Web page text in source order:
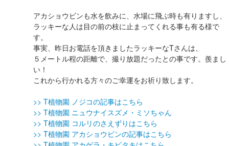
アカショウビンも水を飲みに、水場に飛ぶ時も有りますし、
ラッキーな人は目の前の枝に止まってくれる事も有る様で
す。
事実、昨日お電話を頂きましたラッキーなTさんは、
５メートル程の距離で、撮り放題だったとの事です。羨まし
い！
これから行かれる方々のご幸運をお祈り致します。
>> T植物園 ノジコの記事はこちら
>> T植物園 ニュウナイスズメ・ミソちゃん
>> T植物園 コルリのさえずりはこちら
>> T植物園 アカショウビンの記事はこちら